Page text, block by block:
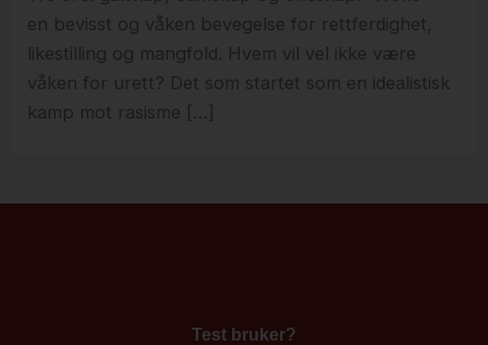
en bevisst og våken bevegelse for rettferdighet,
likestilling og mangfold. Hvem vil vel ikke være
våken for urett? Det som startet som en idealistisk
kamp mot rasisme […]
Test bruker?